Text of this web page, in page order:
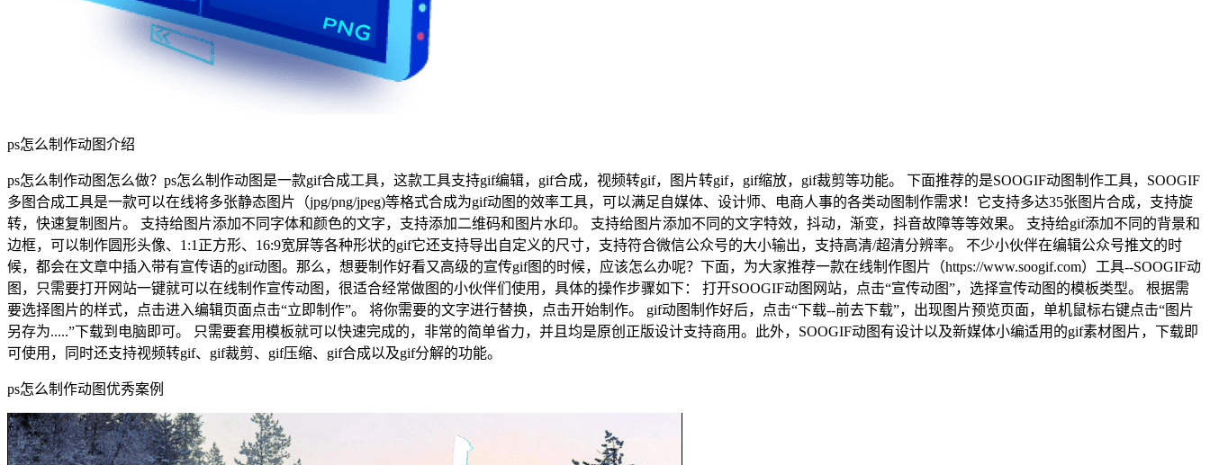
ps怎么制作动图介绍
ps怎么制作动图怎么做？ps怎么制作动图是一款gif合成工具，这款工具支持gif编辑，gif合成，视频转gif，图片转gif，gif缩放，gif裁剪等功能。 下面推荐的是SOOGIF动图制作工具，SOOGIF
多图合成工具是一款可以在线将多张静态图片（jpg/png/jpeg)等格式合成为gif动图的效率工具，可以满足自媒体、设计师、电商人事的各类动图制作需求！它支持多达35张图片合成，支持旋
转，快速复制图片。 支持给图片添加不同字体和颜色的文字，支持添加二维码和图片水印。 支持给图片添加不同的文字特效，抖动，渐变，抖音故障等等效果。 支持给gif添加不同的背景和
边框，可以制作圆形头像、1:1正方形、16:9宽屏等各种形状的gif它还支持导出自定义的尺寸，支持符合微信公众号的大小输出，支持高清/超清分辨率。 不少小伙伴在编辑公众号推文的时
候，都会在文章中插入带有宣传语的gif动图。那么，想要制作好看又高级的宣传gif图的时候，应该怎么办呢？下面，为大家推荐一款在线制作图片（https://www.soogif.com）工具--SOOGIF动
图，只需要打开网站一键就可以在线制作宣传动图，很适合经常做图的小伙伴们使用，具体的操作步骤如下： 打开SOOGIF动图网站，点击“宣传动图”，选择宣传动图的模板类型。 根据需
要选择图片的样式，点击进入编辑页面点击“立即制作”。 将你需要的文字进行替换，点击开始制作。 gif动图制作好后，点击“下载--前去下载”，出现图片预览页面，单机鼠标右键点击“图片
另存为.....”下载到电脑即可。 只需要套用模板就可以快速完成的，非常的简单省力，并且均是原创正版设计支持商用。此外，SOOGIF动图有设计以及新媒体小编适用的gif素材图片，下载即
可使用，同时还支持视频转gif、gif裁剪、gif压缩、gif合成以及gif分解的功能。
ps怎么制作动图优秀案例